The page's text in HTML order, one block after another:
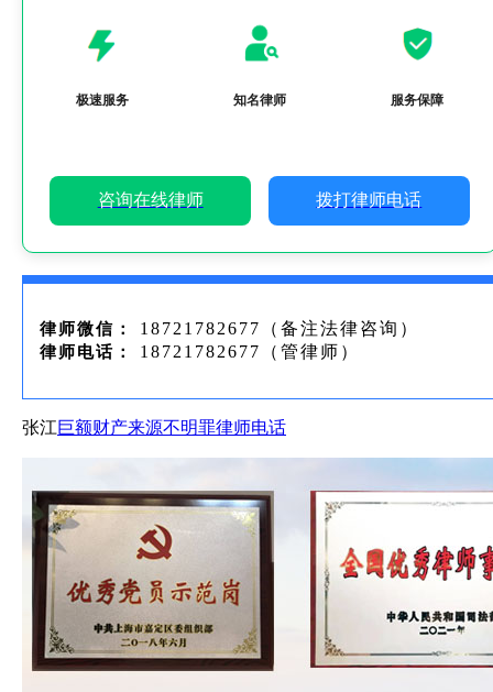
极速服务 知名律师 服务保障
咨询在线律师 拨打律师电话
律师微信： 18721782677（备注法律咨询）
律师电话： 18721782677（管律师）
张江巨额财产来源不明罪律师电话